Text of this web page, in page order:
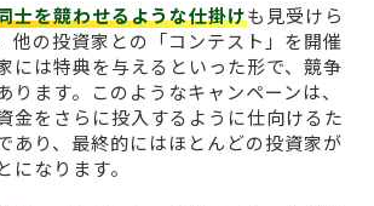
士を競わせるような仕掛けも見受けら
他の投資家との「コンテスト」を開催
には特典を与えるといった形で、競争
ります。このようなキャンペーンは、
金をさらに投入するように仕向けるた
あり、最終的にはほとんどの投資家が
になります。